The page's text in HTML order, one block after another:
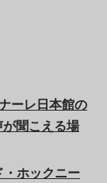
ーレ日本館の
聞こえる場
ホックニー